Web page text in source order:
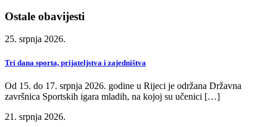
Ostale obavijesti
25. srpnja 2026.
Tri dana sporta, prijateljstva i zajedništva
Od 15. do 17. srpnja 2026. godine u Rijeci je održana Državna
završnica Sportskih igara mladih, na kojoj su učenici […]
21. srpnja 2026.